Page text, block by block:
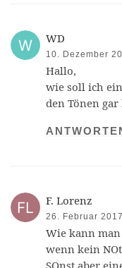
WD
10. Dezember
Hallo,
wie soll ich
den Tönen
F. Lorenz
26. Februar
Wie kann
wenn kein